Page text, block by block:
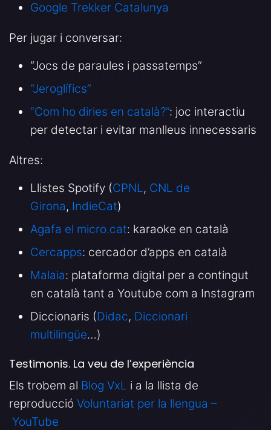
Google Trekker Catalunya
Per jugar i conversar:
“Jocs de paraules i passatemps”
“Jeroglífics”
“Com ho diries en català?”: joc interactiu
per detectar i evitar manlleus innecessaris
Altres:
Llistes Spotify (CPNL, CNL de
Girona, IndieCat)
Agafa el micro.cat: karaoke en català
Cercapps: cercador d’apps en català
Malaia: plataforma digital per a contingut
en català tant a Youtube com a Instagram
Diccionaris (Didac, Diccionari
multilingüe…)
Testimonis. La veu de l’experiència
Els trobem al Blog VxL i a la llista de
reproducció Voluntariat per la llengua –
YouTube